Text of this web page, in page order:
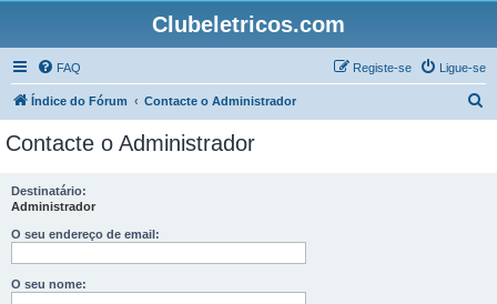
Clubeletricos.com
FAQ Ligue-se
Registe-se
Índice do Fórum Contacte o Administrador
Contacte o Administrador
Destinatário:
Administrador
O seu endereço de email:
O seu nome: